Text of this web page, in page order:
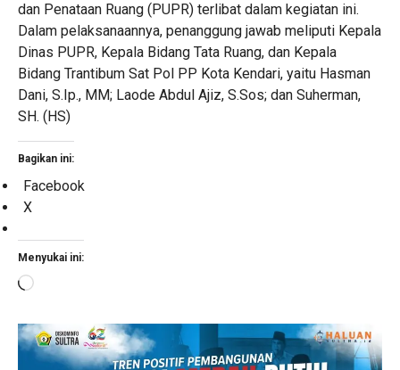
dan Penataan Ruang (PUPR) terlibat dalam kegiatan ini.
Dalam pelaksanaannya, penanggung jawab meliputi Kepala
Dinas PUPR, Kepala Bidang Tata Ruang, dan Kepala
Bidang Trantibum Sat Pol PP Kota Kendari, yaitu Hasman
Dani, S.Ip., MM; Laode Abdul Ajiz, S.Sos; dan Suherman,
SH. (HS)
Bagikan ini:
Facebook
X
Menyukai ini:
Memuat...